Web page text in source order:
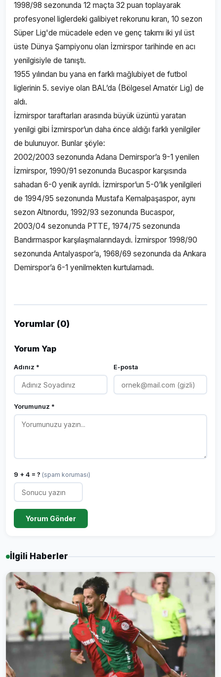
1998/98 sezonunda 12 maçta 32 puan toplayarak
profesyonel liglerdeki galibiyet rekorunu kıran, 10 sezon
Süper Lig'de mücadele eden ve genç takımı iki yıl üst
üste Dünya Şampiyonu olan İzmirspor tarihinde en acı
yenilgisiyle de tanıştı.
1955 yılından bu yana en farklı mağlubiyet de futbol
liglerinin 5. seviye olan BAL’da (Bölgesel Amatör Lig) de
aldı.
İzmirspor taraftarları arasında büyük üzüntü yaratan
yenilgi gibi İzmirspor’un daha önce aldığı farklı yenilgiler
de bulunuyor. Bunlar şöyle:
2002/2003 sezonunda Adana Demirspor’a 9-1 yenilen
İzmirspor, 1990/91 sezonunda Bucaspor karşısında
sahadan 6-0 yenik ayrıldı. İzmirspor’un 5-0’lık yenilgileri
de 1994/95 sezonunda Mustafa Kemalpaşaspor, aynı
sezon Altınordu, 1992/93 sezonunda Bucaspor,
2003/04 sezonunda PTTE, 1974/75 sezonunda
Bandırmaspor karşılaşmalarındaydı. İzmirspor 1998/90
sezonunda Antalyaspor’a, 1968/69 sezonunda da Ankara
Demirspor’a 6-1 yenilmekten kurtulamadı.
Yorumlar (0)
Yorum Yap
Adınız * E-posta
Yorumunuz *
9 + 4 = ? (spam koruması)
Yorum Gönder
İlgili Haberler